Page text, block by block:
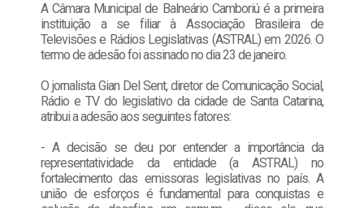
A Câmara Municipal de Balneário Camboriú é a primeira
instituição a se filiar à Associação Brasileira de
Televisões e Rádios Legislativas (ASTRAL) em 2026. O
termo de adesão foi assinado no dia 23 de janeiro.
O jornalista Gian Del Sent, diretor de Comunicação Social,
Rádio e TV do legislativo da cidade de Santa Catarina,
atribui a adesão aos seguintes fatores:
- A decisão se deu por entender a importância da
representatividade da entidade (a ASTRAL) no
fortalecimento das emissoras legislativas no país. A
união de esforços é fundamental para conquistas e